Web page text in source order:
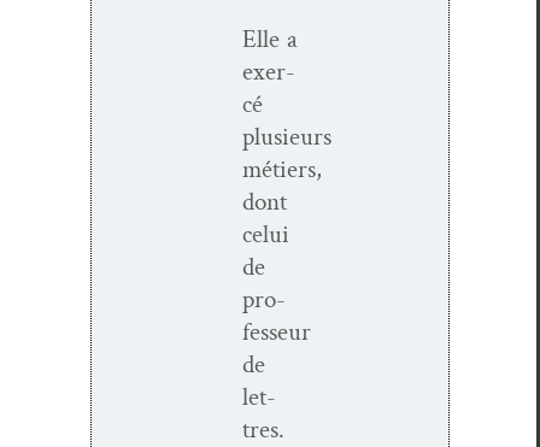
Elle a
exer­
cé
plusieurs
métiers,
dont
celui
de
pro­
fesseur
de
let­
tres.